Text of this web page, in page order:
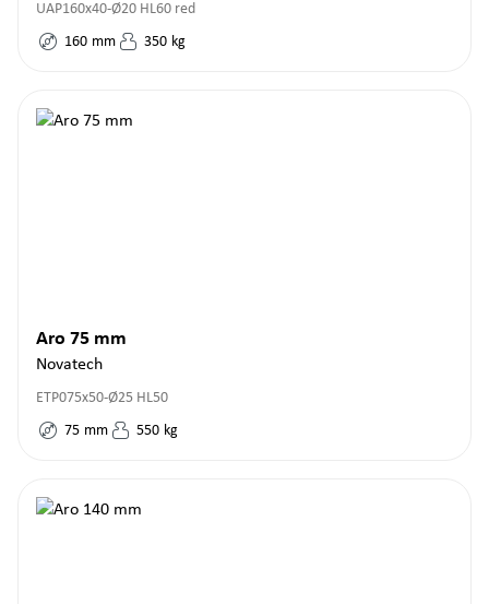
UAP160x40-Ø20 HL60 red
160 mm 350 kg
Aro 75 mm
Novatech
ETP075x50-Ø25 HL50
75 mm 550 kg